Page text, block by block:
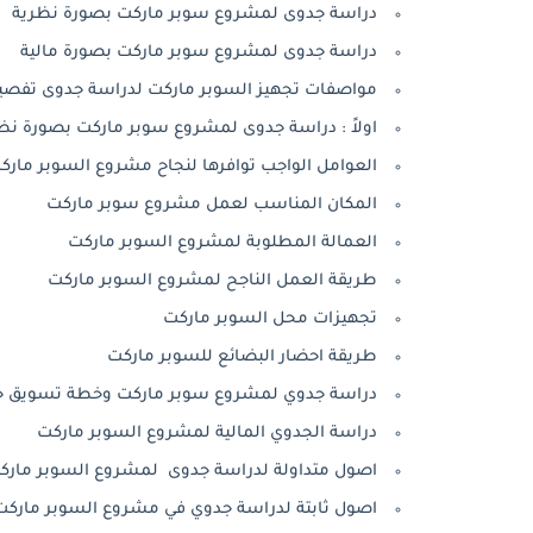
دراسة جدوى لمشروع سوبر ماركت بصورة نظرية
دراسة جدوى لمشروع سوبر ماركت بصورة مالية
مواصفات تجهيز السوبر ماركت لدراسة جدوى
اولاً : دراسة جدوى لمشروع سوبر ماركت بصورة
العوامل الواجب توافرها لنجاح مشروع السوبر
المكان المناسب لعمل مشروع سوبر ماركت
العمالة المطلوبة لمشروع السوبر ماركت
طريقة العمل الناجح لمشروع السوبر ماركت
تجهيزات محل السوبر ماركت
طريقة احضار البضائع للسوبر ماركت
دراسة جدوي لمشروع سوبر ماركت وخطة تسويق
دراسة الجدوي المالية لمشروع السوبر ماركت
اصول متداولة لدراسة جدوى لمشروع السوبر
اصول ثابتة لدراسة جدوي في مشروع السوبر